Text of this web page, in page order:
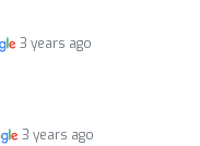
3 years ago
3 years ago